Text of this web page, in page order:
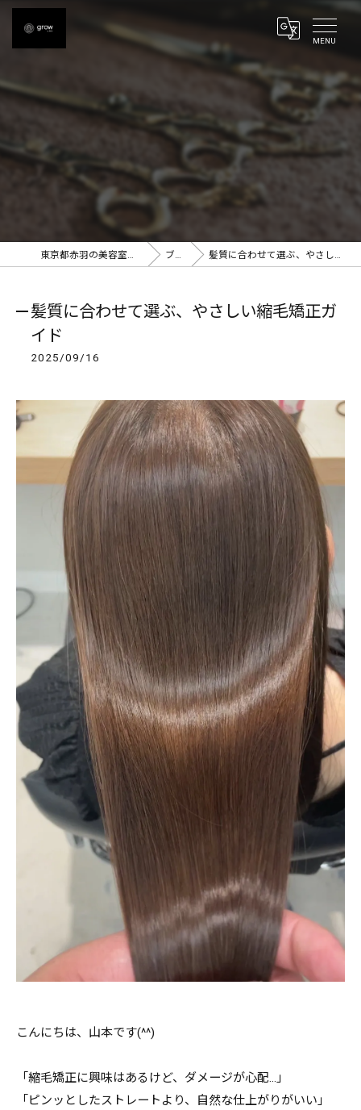
東京都赤羽の美容室ならgrow 赤羽 ブログ 髪質に合わせて選ぶ、やさしい縮毛矯正ガイド
髪質に合わせて選ぶ、やさしい縮毛矯正ガ
イド
2025/09/16
こんにちは、山本です(^^)
「縮毛矯正に興味はあるけど、ダメージが心配…」
「ピンッとしたストレートより、自然な仕上がりがいい」